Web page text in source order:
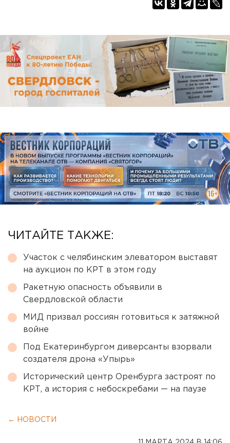
ЧИТАЙТЕ ТАКЖЕ:
Участок с челябинским элеватором выставят
на аукцион по КРТ в этом году
Ракетную опасность объявили в
Свердловской области
МИД призвал россиян готовиться к затяжной
войне
Под Екатеринбургом диверсанты взорвали
создателя дрона «Упырь»
Исторический центр Оренбурга застроят по
КРТ, а история с небоскребами — на паузе
← НОВОСТИ